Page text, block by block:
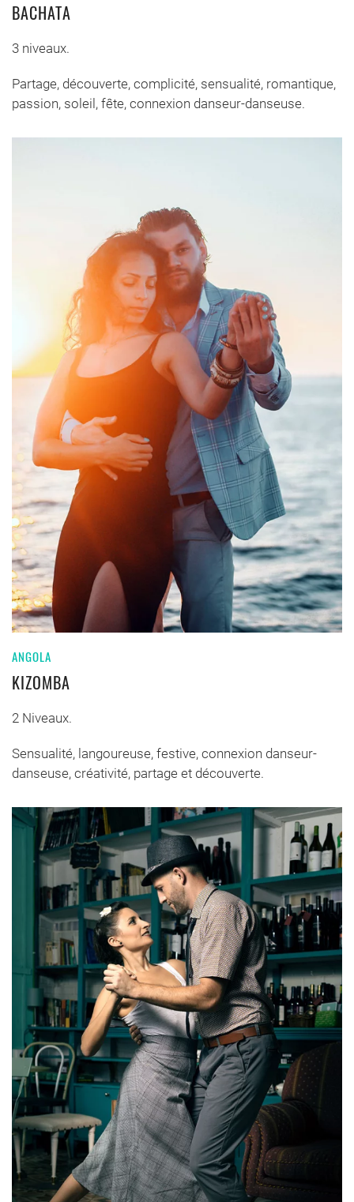
BACHATA
3 niveaux.
Partage, découverte, complicité, sensualité, romantique,
passion, soleil, fête, connexion danseur-danseuse.
ANGOLA
KIZOMBA
2 Niveaux.
Sensualité, langoureuse, festive, connexion danseur-
danseuse, créativité, partage et découverte.